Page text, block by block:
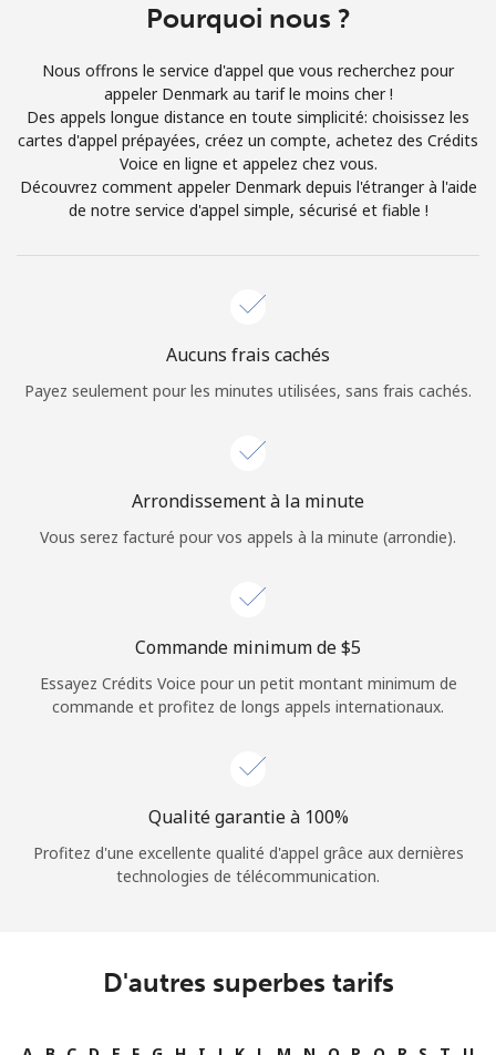
Continue avec
Pourquoi nous ?
Nous offrons le service d'appel que vous recherchez pour
appeler Denmark au tarif le moins cher !
Des appels longue distance en toute simplicité: choisissez les
cartes d'appel prépayées, créez un compte, achetez des Crédits
Voice en ligne et appelez chez vous.
Découvrez comment appeler Denmark depuis l'étranger à l'aide
de notre service d'appel simple, sécurisé et fiable !
Aucuns frais cachés
Payez seulement pour les minutes utilisées, sans frais cachés.
Arrondissement à la minute
Vous serez facturé pour vos appels à la minute (arrondie).
Commande minimum de ⁦$5⁩
Essayez Crédits Voice pour un petit montant minimum de
commande et profitez de longs appels internationaux.
Qualité garantie à 100%
Profitez d'une excellente qualité d'appel grâce aux dernières
technologies de télécommunication.
D'autres superbes tarifs